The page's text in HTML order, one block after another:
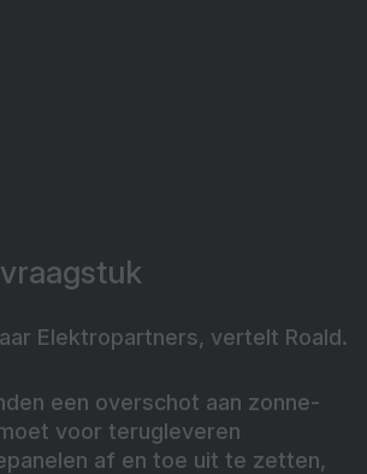
Elektropartners, vertelt Roald.
een overschot aan zonne-
voor terugleveren
af en toe uit te zetten,